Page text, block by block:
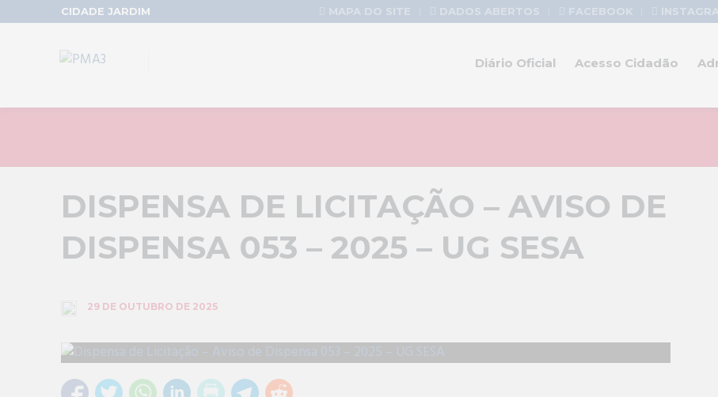
CIDADE JARDIM MAPA DO SITE DADOS ABERTOS FACEBOOK
Diário Oficial Acesso Cidadão
DISPENSA DE LICITAÇÃO – AVISO DE
DISPENSA 053 – 2025 – UG SESA
29 DE OUTUBRO DE 2025